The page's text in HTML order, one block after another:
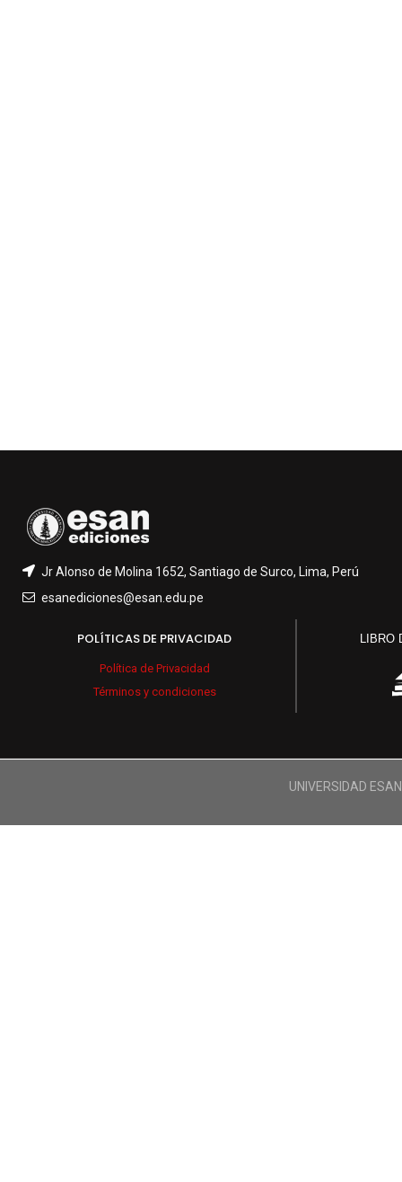
Jr Alonso de Molina 1652, Santiago de Surco, Lima, Perú
esanediciones@esan.edu.pe
POLÍTICAS DE PRIVACIDAD
Política de Privacidad
Términos y condiciones
LIBRO
UNIVERSIDAD